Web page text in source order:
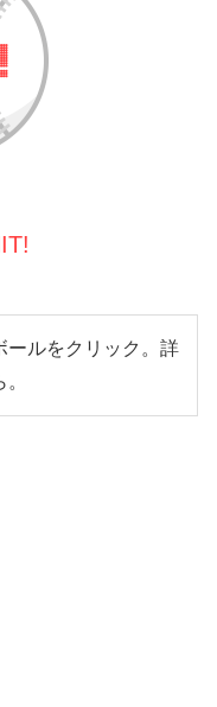
ールをクリック。詳